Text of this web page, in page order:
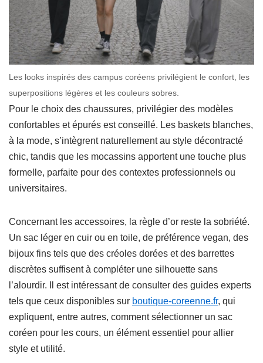
Les looks inspirés des campus coréens privilégient le confort, les
superpositions légères et les couleurs sobres.
Pour le choix des chaussures, privilégier des modèles
confortables et épurés est conseillé. Les baskets blanches,
à la mode, s’intègrent naturellement au style décontracté
chic, tandis que les mocassins apportent une touche plus
formelle, parfaite pour des contextes professionnels ou
universitaires.
Concernant les accessoires, la règle d’or reste la sobriété.
Un sac léger en cuir ou en toile, de préférence vegan, des
bijoux fins tels que des créoles dorées et des barrettes
discrètes suffisent à compléter une silhouette sans
l’alourdir. Il est intéressant de consulter des guides experts
tels que ceux disponibles sur boutique-coreenne.fr, qui
expliquent, entre autres, comment sélectionner un sac
coréen pour les cours, un élément essentiel pour allier
style et utilité.